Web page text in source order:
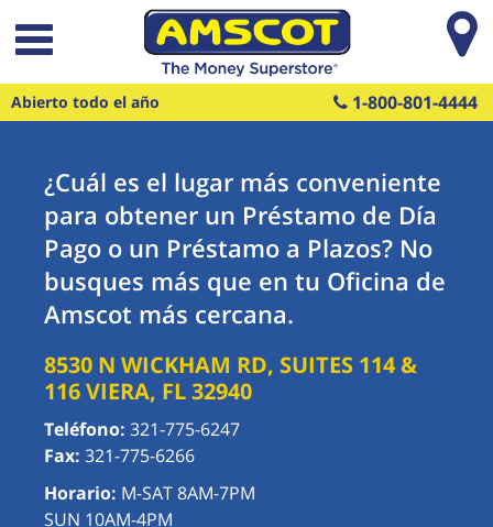
Saltar al contenido principal
Abierto todo el año 1-800-801-4444
¿Cuál es el lugar más conveniente
para obtener un Préstamo de Día
Pago o un Préstamo a Plazos? No
busques más que en tu Oficina de
Amscot más cercana.
8530 N WICKHAM RD, SUITES 114 &
116VIERA, FL32940
Teléfono: 321-775-6247
Fax: 321-775-6266
Horario: M-SAT 8AM-7PM
SUN 10AM-4PM